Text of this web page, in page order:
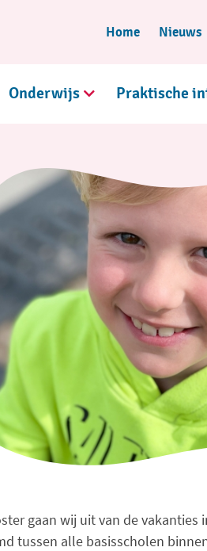
Home Nieuws
Onderwijs Praktische
gaan wij uit van de vakanties
tussen alle basisscholen